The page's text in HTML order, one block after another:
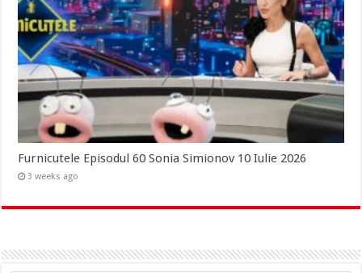
Furnicutele Episodul 60 Sonia Simionov 10 Iulie 2026
3 weeks ago